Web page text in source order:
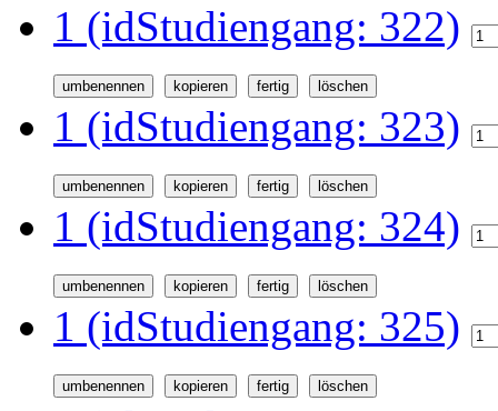
1 (idStudiengang: 322)
1 (idStudiengang: 323)
1 (idStudiengang: 324)
1 (idStudiengang: 325)